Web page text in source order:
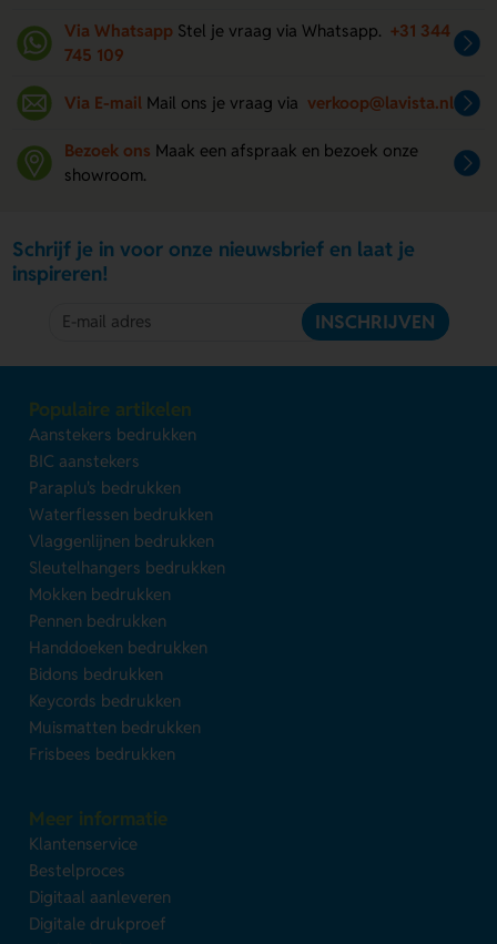
Via Whatsapp Stel je vraag via Whatsapp. +31 344
745 109
Via E-mail Mail ons je vraag via verkoop@lavista.nl
Bezoek ons Maak een afspraak en bezoek onze
showroom.
Schrijf je in voor onze nieuwsbrief en laat je
inspireren!
INSCHRIJVEN
Populaire artikelen
Aanstekers bedrukken
BIC aanstekers
Paraplu's bedrukken
Waterflessen bedrukken
Vlaggenlijnen bedrukken
Sleutelhangers bedrukken
Mokken bedrukken
Pennen bedrukken
Handdoeken bedrukken
Bidons bedrukken
Keycords bedrukken
Muismatten bedrukken
Frisbees bedrukken
Meer informatie
Klantenservice
Bestelproces
Digitaal aanleveren
Digitale drukproef